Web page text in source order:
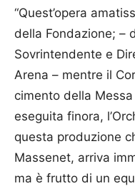
“Quest’opera
della Fondazione; –
Sovrintendente e
Arena – mentre il
cimento della
eseguita finora,
questa produzione
Massenet, arriva
ma è frutto di un